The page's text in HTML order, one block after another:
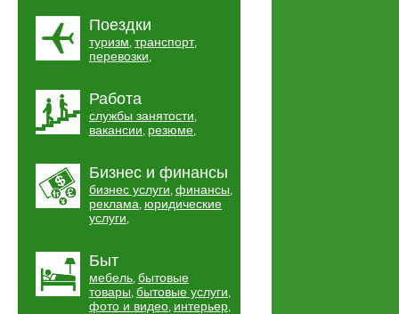
Поездки
туризм, транспорт,
перевозки,
Работа
службы занятости,
вакансии, резюме,
Бизнес и финансы
бизнес услуги, финансы,
реклама, юридические
услуги,
Быт
мебель, бытовые
товары, бытовые услуги,
фото и видео, интерьер,